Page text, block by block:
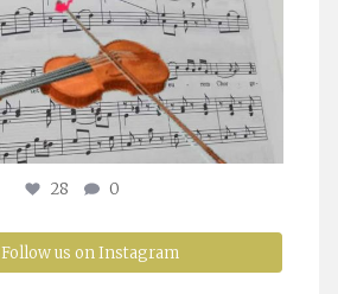
28 0
Follow us on Instagram